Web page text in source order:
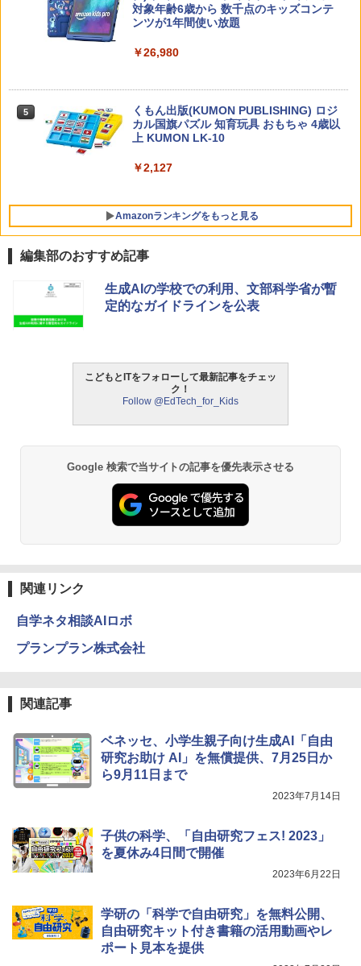
ゼロからわかる！ みるみる図形に強く
￥1,430
対象年齢6歳から 数千点のキッズコンテ
ンツが1年間使い放題
￥26,980
5
くもん出版(KUMON PUBLISHING) ロジ
カル国旗パズル 知育玩具 おもちゃ 4歳以
上 KUMON LK-10
￥2,127
Amazonランキングをもっと見る
タッチペンで音が聞ける!はじめてずかん
1000 英語つき ([バラエティ])
中学英語をもう一度ひとつひとつわかり
やすく。改訂版
仮面ライダー 改造人間 限定ケース版
4
5
みんな大好き！ ヤマザキパン シールBO
OK（重版：10月上旬発送） (TJMOOK)
￥2,200
ThinkFun ボードゲーム 「サーキット・
メイズ」 配線回路をプログラミングする
日本語説明書付 8歳~ 76341 誕生日 クリ
￥1,980
物理実験モデル楽器電磁気教材を教える
Galtonplatteの物理的な機器
クリエイティブトイビルド、シンプルな
￥849
Fernrohr:実験用キャビネット
￥4,722
編集部のおすすめ記事
生成AIの学校での利用、文部科学省が暫
定的なガイドラインを公表
こどもとITをフォローして最新記事をチェッ
ク！
Follow @EdTech_for_Kids
Google 検索で当サイトの記事を優先表示させる
関連リンク
自学ネタ相談AIロボ
プランプラン株式会社
関連記事
ベネッセ、小学生親子向け生成AI「自由
研究お助け AI」を無償提供、7月25日か
ら9月11日まで
2023年7月14日
子供の科学、「自由研究フェス! 2023」
を夏休み4日間で開催
2023年6月22日
学研の「科学で自由研究」を無料公開、
自由研究キット付き書籍の活用動画やレ
ポート見本を提供